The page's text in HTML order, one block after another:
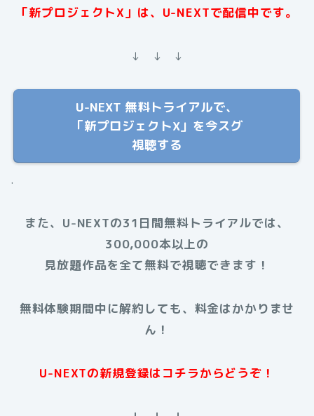
「新プロジェクトX」は、 U-NEXTで配信中です。
↓ ↓ ↓
U-NEXT 無料トライアルで、
「新プロジェクトX」を今スグ
視聴する
.
また、U-NEXTの31日間無料トライアルでは、
300,000本以上の
見放題作品を全て無料で視聴できます！
無料体験期間中に解約しても、料金はかかりませ
ん！
U-NEXTの新規登録はコチラからどうぞ！